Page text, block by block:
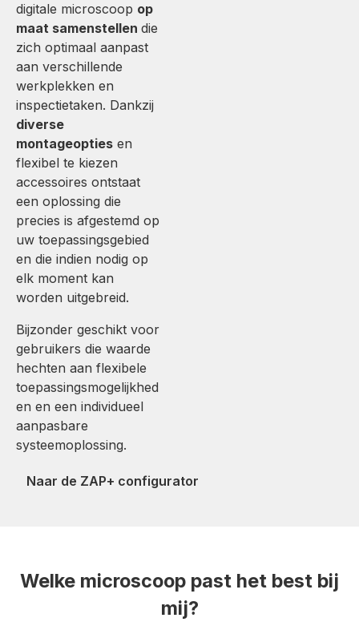
digitale microscoop op
maat samenstellen die
zich optimaal aanpast
aan verschillende
werkplekken en
inspectietaken. Dankzij
diverse
montageopties en
flexibel te kiezen
accessoires ontstaat
een oplossing die
precies is afgestemd op
uw toepassingsgebied
en die indien nodig op
elk moment kan
worden uitgebreid.
Bijzonder geschikt voor
gebruikers die waarde
hechten aan flexibele
toepassingsmogelijkhed
en en een individueel
aanpasbare
systeemoplossing.
Naar de ZAP+ configurator
Welke microscoop past het best bij
mij?